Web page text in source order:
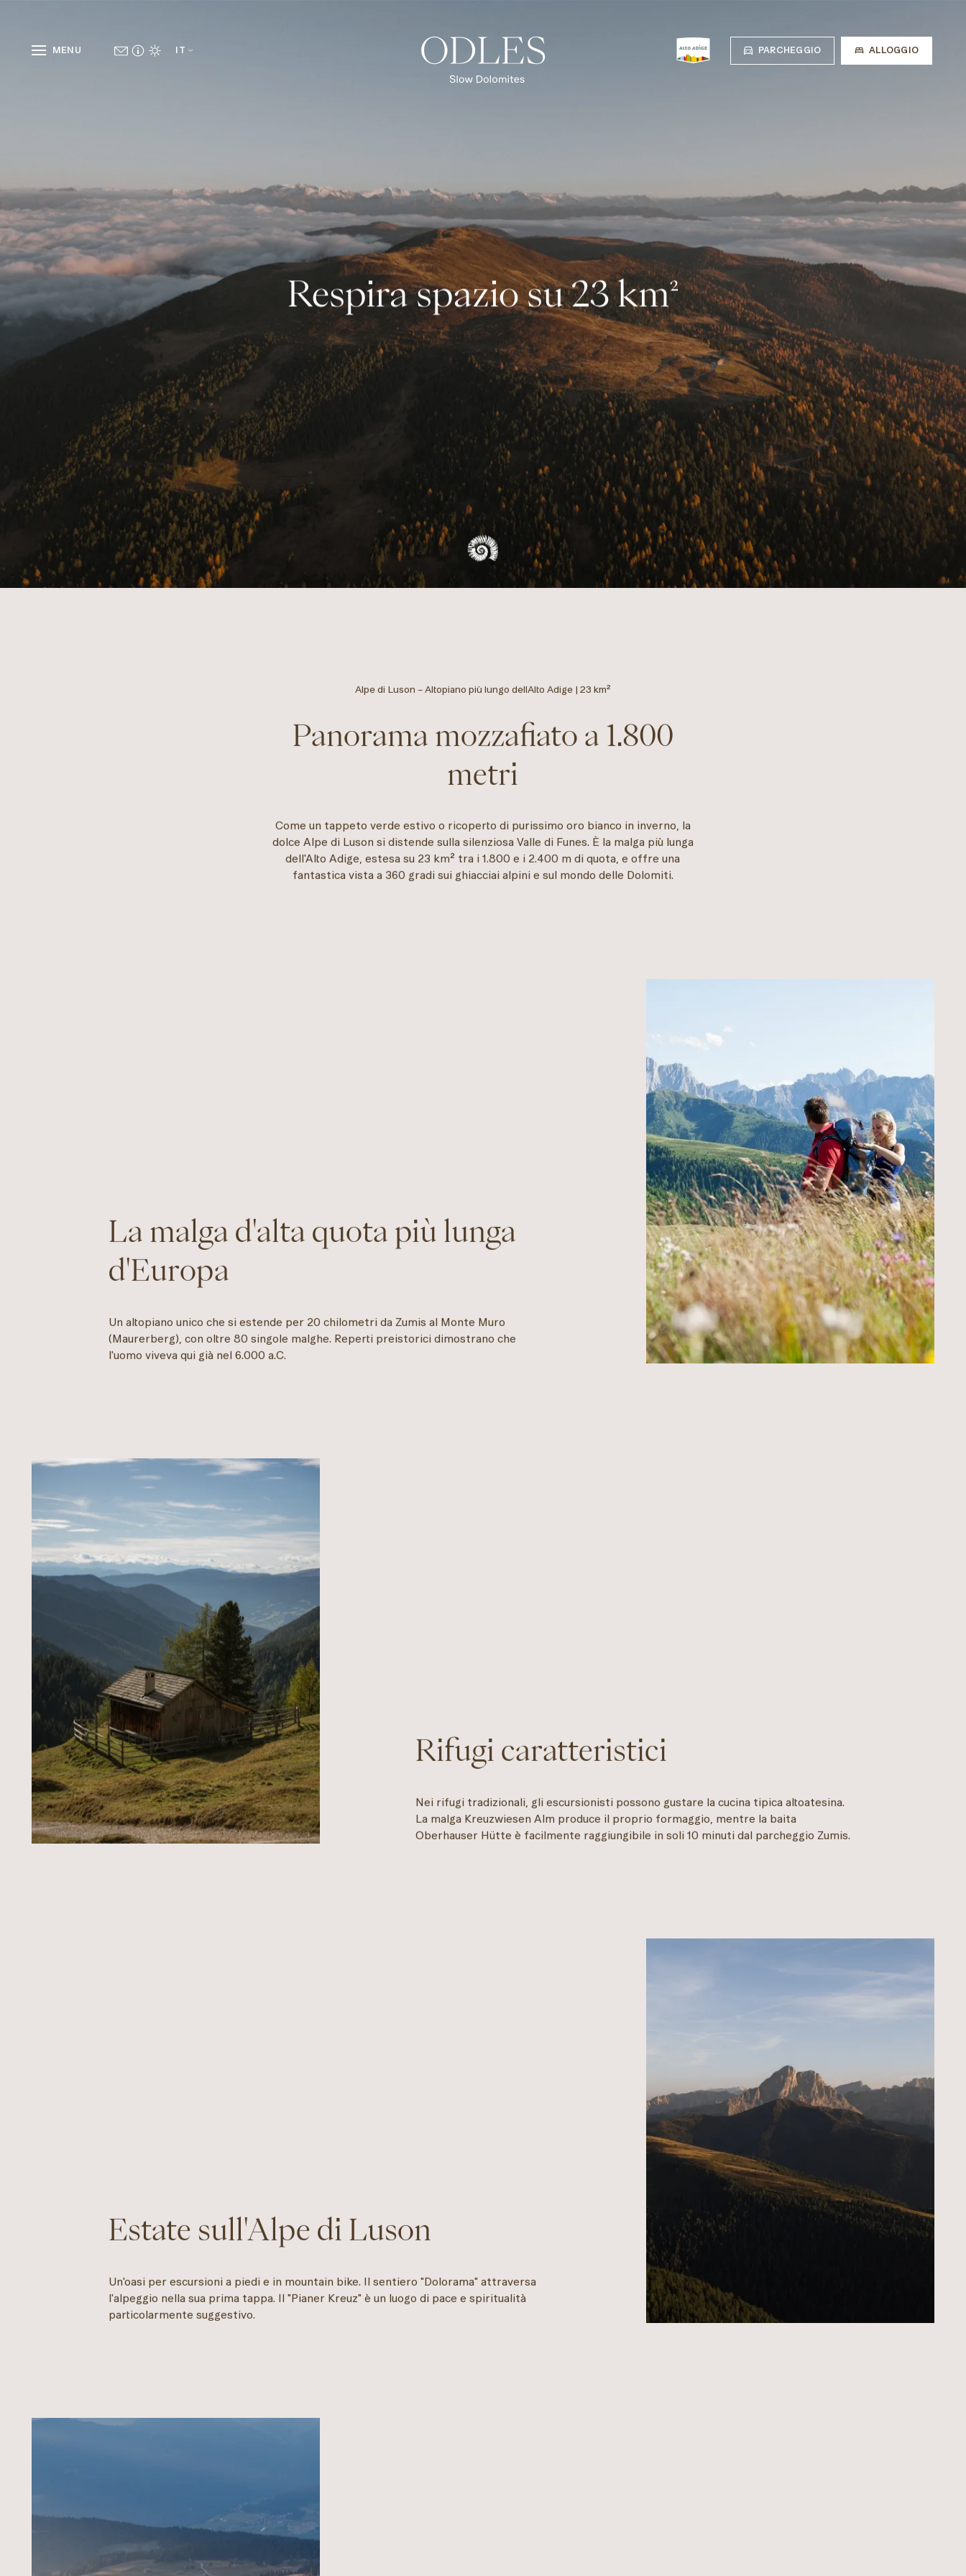
MENU IT PARCHEGGIO ALLOGGIO
Val di Funes
Parco Naturale Puez-Odle
Patrimonio Mondiale Naturale
UNESCO
PANORAMICA REGIONE
Respira spazio su 23 km²
Alpe di Luson – Altopiano più lungo dellAlto Adige | 23 km²
Panorama mozzafiato a 1.800
metri
Come un tappeto verde estivo o ricoperto di purissimo oro bianco in inverno, la
dolce Alpe di Luson si distende sulla silenziosa Valle di Funes. È la malga più lunga
dell'Alto Adige, estesa su 23 km² tra i 1.800 e i 2.400 m di quota, e offre una
fantastica vista a 360 gradi sui ghiacciai alpini e sul mondo delle Dolomiti.
La malga d'alta quota più lunga
d'Europa
Un altopiano unico che si estende per 20 chilometri da Zumis al Monte Muro
(Maurerberg), con oltre 80 singole malghe. Reperti preistorici dimostrano che
l'uomo viveva qui già nel 6.000 a.C.
Rifugi caratteristici
Nei rifugi tradizionali, gli escursionisti possono gustare la cucina tipica altoatesina.
La malga Kreuzwiesen Alm produce il proprio formaggio, mentre la baita
Oberhauser Hütte è facilmente raggiungibile in soli 10 minuti dal parcheggio Zumis.
Estate sull'Alpe di Luson
Un'oasi per escursioni a piedi e in mountain bike. Il sentiero "Dolorama" attraversa
l'alpeggio nella sua prima tappa. Il "Pianer Kreuz" è un luogo di pace e spiritualità
particolarmente suggestivo.